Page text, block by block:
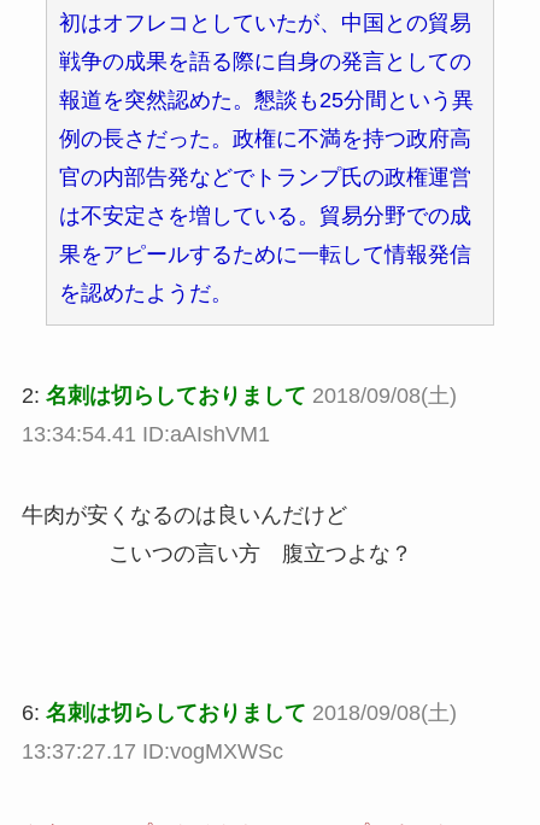
初はオフレコとしていたが、中国との貿易
戦争の成果を語る際に自身の発言としての
報道を突然認めた。懇談も25分間という異
例の長さだった。政権に不満を持つ政府高
官の内部告発などでトランプ氏の政権運営
は不安定さを増している。貿易分野での成
果をアピールするために一転して情報発信
を認めたようだ。
2: 名刺は切らしておりまして 2018/09/08(土)
13:34:54.41 ID:aAIshVM1
牛肉が安くなるのは良いんだけど
こいつの言い方 腹立つよな？
6: 名刺は切らしておりまして 2018/09/08(土)
13:37:27.17 ID:vogMXWSc